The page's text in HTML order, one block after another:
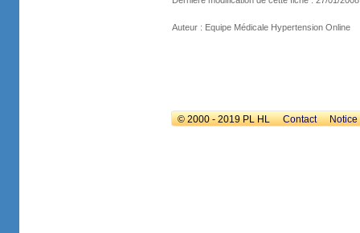
Auteur : Equipe Médicale Hypertension Online
© 2000 - 2019 PL HL Contact Notice